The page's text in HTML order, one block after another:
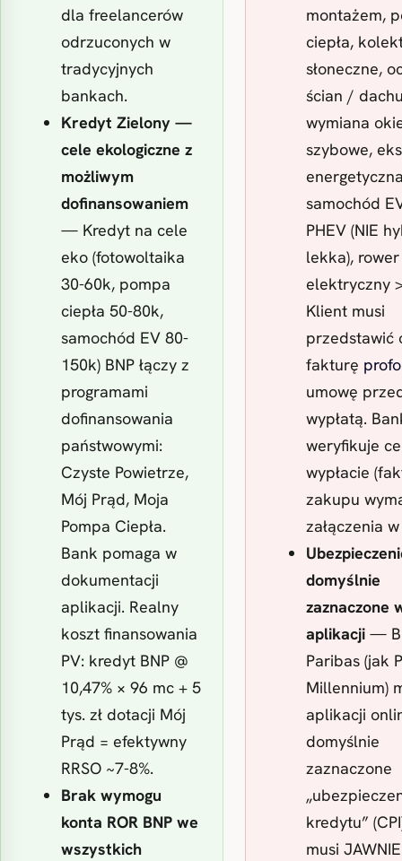
dla freelancerów
odrzuconych w
tradycyjnych
bankach.
Kredyt Zielony —
cele ekologiczne z
możliwym
dofinansowaniem
— Kredyt na cele
eko (fotowoltaika
30-60k, pompa
ciepła 50-80k,
samochód EV 80-
150k) BNP łączy z
programami
dofinansowania
państwowymi:
Czyste Powietrze,
Mój Prąd, Moja
Pompa Ciepła.
Bank pomaga w
dokumentacji
aplikacji. Realny
koszt finansowania
PV: kredyt BNP @
10,47% × 96 mc + 5
tys. zł dotacji Mój
Prąd = efektywny
RRSO ~7-8%.
Brak wymogu
konta ROR BNP we
wszystkich
montażem,
ciepła,
słoneczne,
ścian /
wymiana
szybowe,
samochód
PHEV (NIE
lekka), rower
elektryczny
Klient musi
przedstawić
fakturę
umowę
wypłatą.
weryfikuje
wypłacie
zakupu
załączenia
domyślnie
zaznaczone
aplikacji —
Paribas (jak
Millennium)
aplikacji
domyślnie
zaznaczone
kredytu”
musi JAWNIE